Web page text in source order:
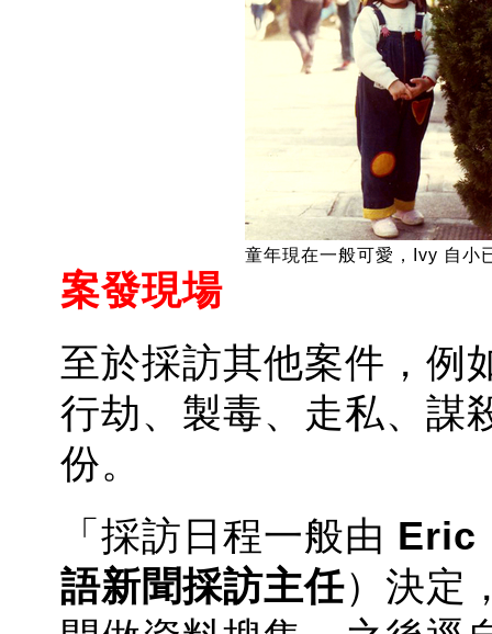
童年現在一般可愛，Ivy 自小
案發現場
至於採訪其他案件，例
行劫、製毒、走私、謀
份。
「採訪日程一般由 Eric
語新聞採訪主任）決定